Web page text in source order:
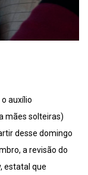
auxílio
mães solteiras)
desse domingo
a revisão do
estatal que